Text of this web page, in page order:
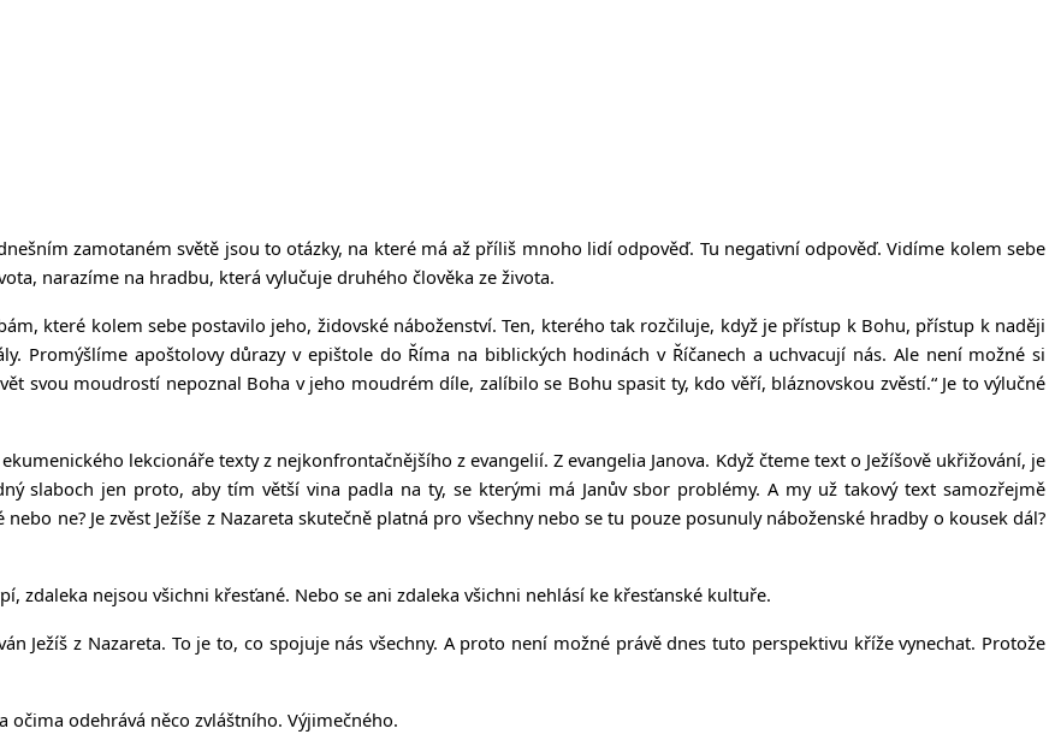
zamotaném světě jsou to otázky, na které má až příliš mnoho lidí odpověď. Tu negativní odpověď. Vidíme kolem sebe
narazíme na hradbu, která vylučuje druhého člověka ze života.
které kolem sebe postavilo jeho, židovské náboženství. Ten, kterého tak rozčiluje, když je přístup k Bohu, přístup k naději
Promýšlíme apoštolovy důrazy v epištole do Říma na biblických hodinách v Říčanech a uchvacují nás. Ale není možné si
svou moudrostí nepoznal Boha v jeho moudrém díle, zalíbilo se Bohu spasit ty, kdo věří, bláznovskou zvěstí.“ Je to výlučné
lekcionáře texty z nejkonfrontačnějšího z evangelií. Z evangelia Janova. Když čteme text o Ježíšově ukřižování, je
slaboch jen proto, aby tím větší vina padla na ty, se kterými má Janův sbor problémy. A my už takový text samozřejmě
ne? Je zvěst Ježíše z Nazareta skutečně platná pro všechny nebo se tu pouze posunuly náboženské hradby o kousek dál?
zdaleka nejsou všichni křesťané. Nebo se ani zdaleka všichni nehlásí ke křesťanské kultuře.
Ježíš z Nazareta. To je to, co spojuje nás všechny. A proto není možné právě dnes tuto perspektivu kříže vynechat. Protože
odehrává něco zvláštního. Výjimečného.